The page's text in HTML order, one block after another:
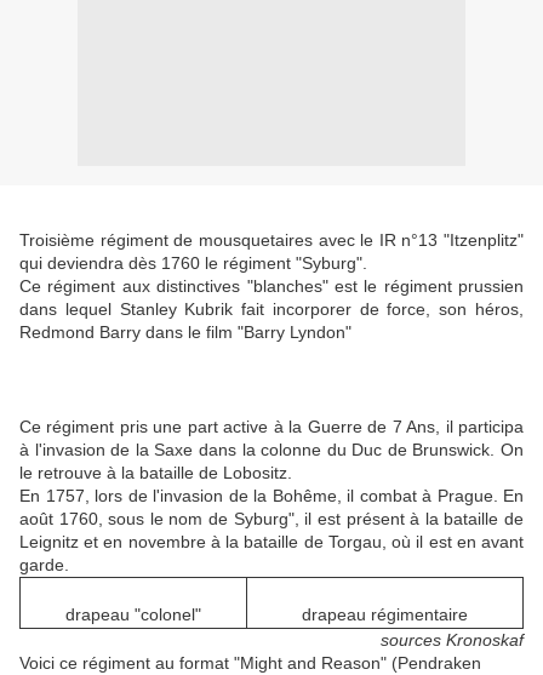
Troisième régiment de mousquetaires avec le IR n°13 "Itzenplitz"
qui deviendra dès 1760 le régiment "Syburg".
Ce régiment aux distinctives "blanches" est le régiment prussien
dans lequel Stanley Kubrik fait incorporer de force, son héros,
Redmond Barry dans le film "Barry Lyndon"
Ce régiment pris une part active à la Guerre de 7 Ans, il participa
à l'invasion de la Saxe dans la colonne du Duc de Brunswick. On
le retrouve à la bataille de Lobositz.
En 1757, lors de l'invasion de la Bohême, il combat à Prague. En
août 1760, sous le nom de Syburg", il est présent à la bataille de
Leignitz et en novembre à la bataille de Torgau, où il est en avant
garde.
drapeau "colonel"
drapeau régimentaire
sources Kronoskaf
Voici ce régiment au format "Might and Reason" (Pendraken